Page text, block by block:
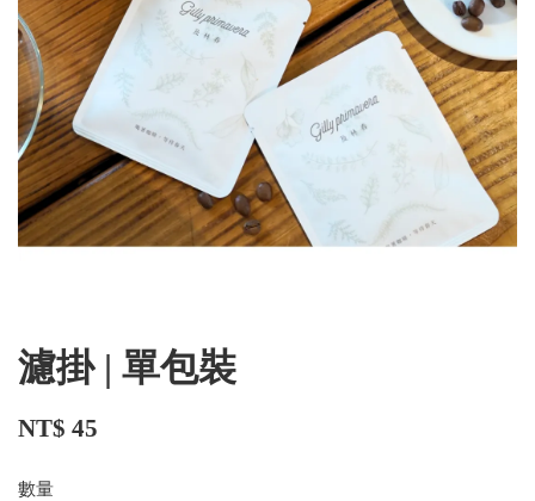
濾掛 | 單包裝
NT$ 45
數量